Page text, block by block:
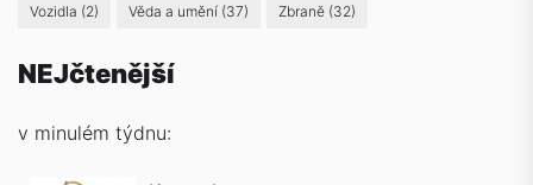
Vozidla (2) Věda a umění (37) Zbraně (32)
NEJčtenější
v minulém týdnu: